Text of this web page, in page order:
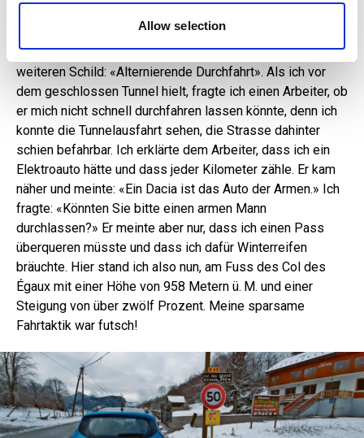
Allow selection
wies darauf hin, dass der Tunnel von Les Echelles
geschlossen sei. Ich fuhr weiter und las auf einem
weiteren Schild: «Alternierende Durchfahrt». Als ich vor
dem geschlossen Tunnel hielt, fragte ich einen Arbeiter, ob
er mich nicht schnell durchfahren lassen könnte, denn ich
konnte die Tunnelausfahrt sehen, die Strasse dahinter
schien befahrbar. Ich erklärte dem Arbeiter, dass ich ein
Elektroauto hätte und dass jeder Kilometer zähle. Er kam
näher und meinte: «Ein Dacia ist das Auto der Armen.» Ich
fragte: «Könnten Sie bitte einen armen Mann
durchlassen?» Er meinte aber nur, dass ich einen Pass
überqueren müsste und dass ich dafür Winterreifen
bräuchte. Hier stand ich also nun, am Fuss des Col des
Égaux mit einer Höhe von 958 Metern ü. M. und einer
Steigung von über zwölf Prozent. Meine sparsame
Fahrtaktik war futsch!